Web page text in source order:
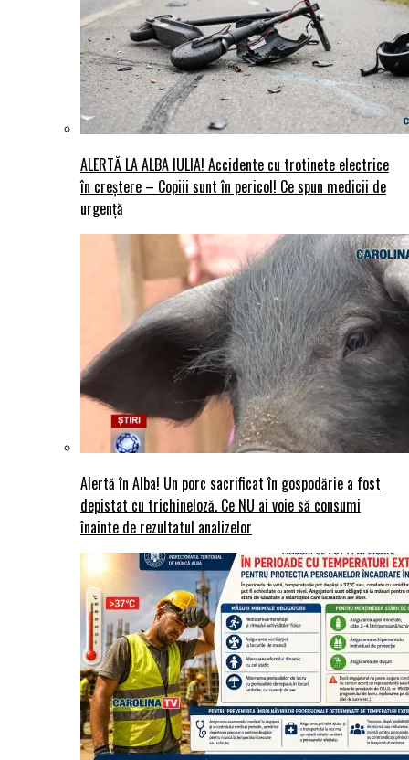
ALERTĂ LA ALBA IULIA! Accidente cu trotinete electrice
în creștere – Copiii sunt în pericol! Ce spun medicii de
urgență
Alertă în Alba! Un porc sacrificat în gospodărie a fost
depistat cu trichineloză. Ce NU ai voie să consumi
înainte de rezultatul analizelor